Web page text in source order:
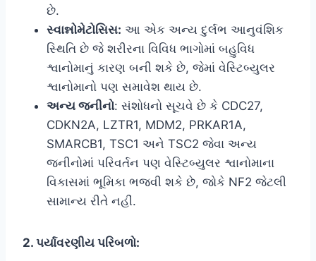
છે.
સ્વાન્નોમેટોસિસ: આ એક અન્ય દુર્લભ આનુવંશિક
સ્થિતિ છે જે શરીરના વિવિધ ભાગોમાં બહુવિધ
શ્વાનોમાનું કારણ બની શકે છે, જેમાં વેસ્ટિબ્યુલર
શ્વાનોમાનો પણ સમાવેશ થાય છે.
અન્ય જનીનો: સંશોધનો સૂચવે છે કે CDC27,
CDKN2A, LZTR1, MDM2, PRKAR1A,
SMARCB1, TSC1 અને TSC2 જેવા અન્ય
જનીનોમાં પરિવર્તન પણ વેસ્ટિબ્યુલર શ્વાનોમાના
વિકાસમાં ભૂમિકા ભજવી શકે છે, જોકે NF2 જેટલી
સામાન્ય રીતે નહીં.
2. પર્યાવરણીય પરિબળો: